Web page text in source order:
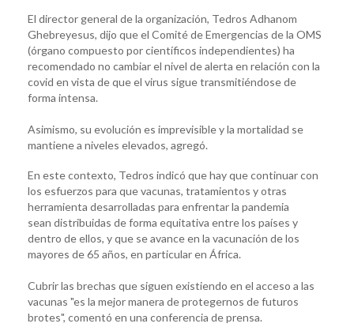
El director general de la organización, Tedros Adhanom
Ghebreyesus, dijo que el Comité de Emergencias de la OMS
(órgano compuesto por científicos independientes) ha
recomendado no cambiar el nivel de alerta en relación con la
covid en vista de que el virus sigue transmitiéndose de
forma intensa.
Asimismo, su evolución es imprevisible y la mortalidad se
mantiene a niveles elevados, agregó.
En este contexto, Tedros indicó que hay que continuar con
los esfuerzos para que vacunas, tratamientos y otras
herramienta desarrolladas para enfrentar la pandemia
sean distribuidas de forma equitativa entre los países y
dentro de ellos, y que se avance en la vacunación de los
mayores de 65 años, en particular en África.
Cubrir las brechas que siguen existiendo en el acceso a las
vacunas "es la mejor manera de protegernos de futuros
brotes", comentó en una conferencia de prensa.